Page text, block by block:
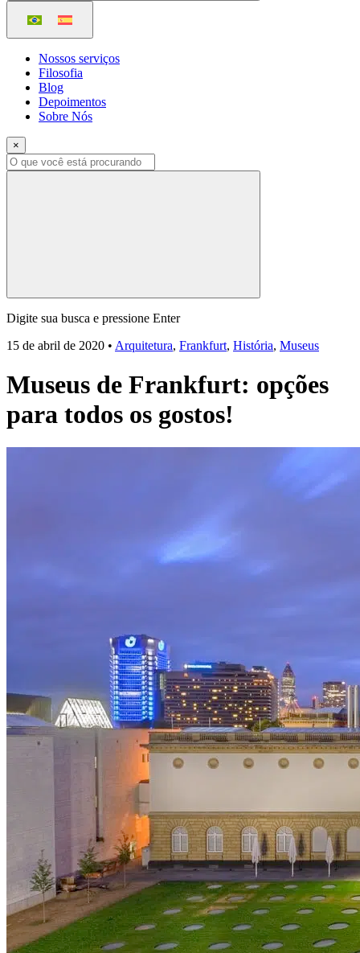
Nossos serviços
Filosofia
Blog
Depoimentos
Sobre Nós
×
Digite sua busca e pressione Enter
15 de abril de 2020 • Arquitetura, Frankfurt, História, Museus
Museus de Frankfurt: opções
para todos os gostos!